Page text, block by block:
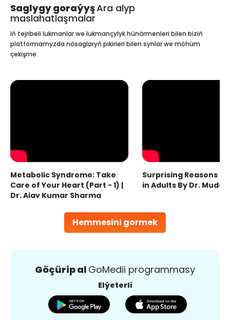
Saglygy goraýyşAra alyp
maslahatlaşmalar
Hemmesini gormek
Iň tejribeli lukmanlar we lukmançylyk hünärmenleri bilen biziň
platformamyzda näsaglaryň pikirleri bilen synlar we möhüm
çekişme.
Metabolic Syndrome: Take
Care of Your Heart (Part - 1) |
Dr. Ajay Kumar Sharma
Surprising Reasons
in Adults By Dr.
Göçürip al GoMedii programmasy
Elýeterli